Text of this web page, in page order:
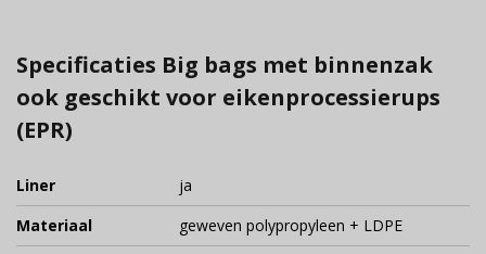
Specificaties Big bags met binnenzak
ook geschikt voor eikenprocessierups
(EPR)
Liner
ja
Materiaal
geweven polypropyleen + LDPE